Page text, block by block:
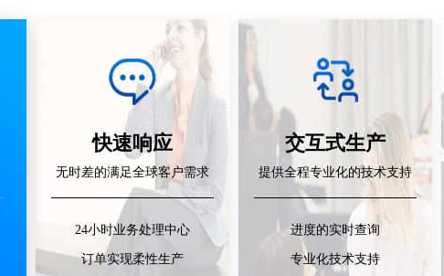
快速响应
无时差的满足全球客户需求
24小时业务处理中心
订单实现柔性生产
交互式生产
提供全程专业化的技术支持
进度的实时查询
专业化技术支持